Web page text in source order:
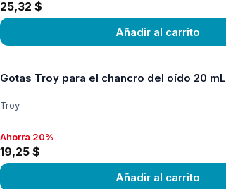
25,32 $
Añadir al carrito
Gotas Troy para el chancro del oído 20 mL
Troy
Ahorra 20%, 19,25 $
Ahorra 20%
19,25 $
Añadir al carrito